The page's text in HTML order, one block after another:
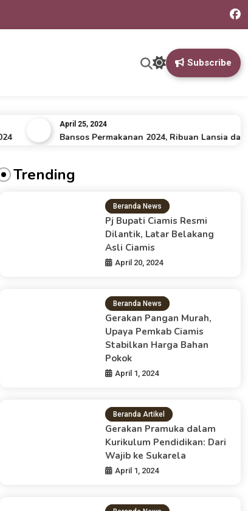
Subscribe
April 25, 2024
Bansos Permakanan 2024, Ribuan Lansia dan
Ciamis Dapat Makanan
April 25, 2024
BerandaPeristiwa, Ciamis,- Kemensos RI melalui
(Bansos) permakanan tahun 2024. Bansos ini…
Trending
Beranda News
Pj Bupati Ciamis Resmi
Dilantik, Latar Belakang
Asli Ciamis
April 20, 2024
Beranda News
Gerakan Pangan Murah,
Upaya Pemkab Ciamis
Stabilkan Harga Bahan
Pokok
April 1, 2024
Beranda Artikel
Gerakan Pramuka dalam
Kurikulum Pendidikan: Dari
Wajib ke Sukarela
April 1, 2024